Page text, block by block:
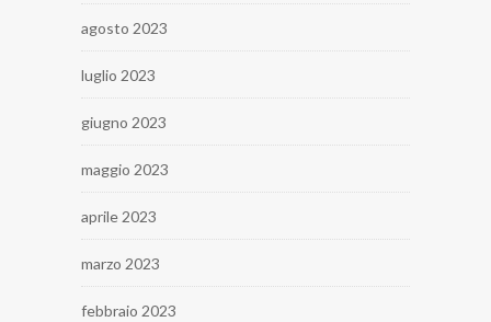
agosto 2023
luglio 2023
giugno 2023
maggio 2023
aprile 2023
marzo 2023
febbraio 2023